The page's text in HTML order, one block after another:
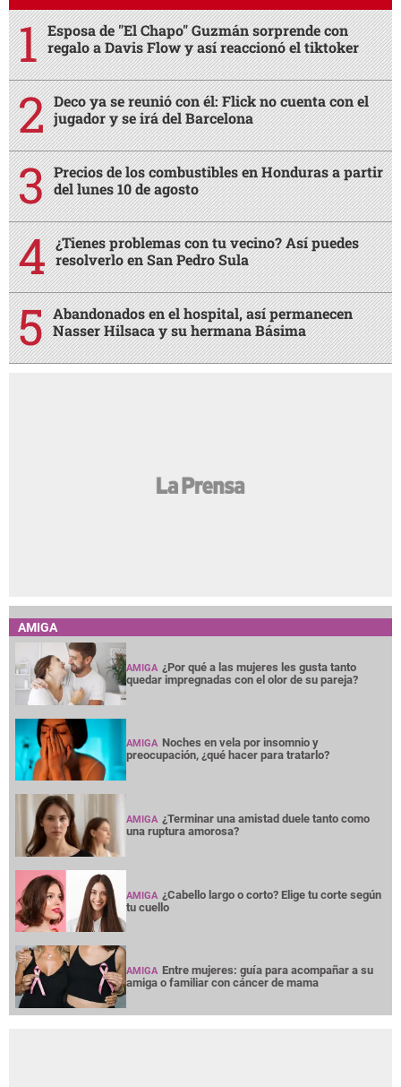
Esposa de "El Chapo" Guzmán sorprende con
regalo a Davis Flow y así reaccionó el tiktoker
Deco ya se reunió con él: Flick no cuenta con el
jugador y se irá del Barcelona
Precios de los combustibles en Honduras a partir
del lunes 10 de agosto
¿Tienes problemas con tu vecino? Así puedes
resolverlo en San Pedro Sula
Abandonados en el hospital, así permanecen
Nasser Hilsaca y su hermana Básima
AMIGA
AMIGA ¿Por qué a las mujeres les gusta tanto
quedar impregnadas con el olor de su pareja?
AMIGA Noches en vela por insomnio y
preocupación, ¿qué hacer para tratarlo?
AMIGA ¿Terminar una amistad duele tanto como
una ruptura amorosa?
AMIGA ¿Cabello largo o corto? Elige tu corte según
tu cuello
AMIGA Entre mujeres: guía para acompañar a su
amiga o familiar con cáncer de mama